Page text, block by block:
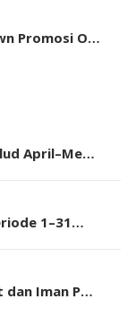
Promosi O…
April–Me…
1–31…
dan Iman P…